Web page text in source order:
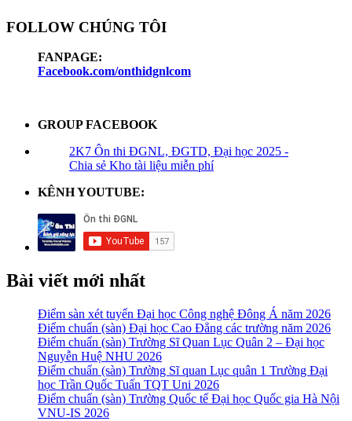
FOLLOW CHÚNG TÔI
FANPAGE:
Facebook.com/onthidgnlcom
GROUP FACEBOOK
2K7 Ôn thi ĐGNL, ĐGTD, Đại học 2025 -
Chia sẻ Kho tài liệu miễn phí
KÊNH YOUTUBE:
Bài viết mới nhất
Điểm sàn xét tuyển Đại học Công nghệ Đông Á năm 2026
Điểm chuẩn (sàn) Đại học Cao Đẳng các trường năm 2026
Điểm chuẩn (sàn) Trường Sĩ Quan Lục Quân 2 – Đại học
Nguyễn Huệ NHU 2026
Điểm chuẩn (sàn) Trường Sĩ quan Lục quân 1 Trường Đại
học Trần Quốc Tuấn TQT Uni 2026
Điểm chuẩn (sàn) Trường Quốc tế Đại học Quốc gia Hà Nội
VNU-IS 2026